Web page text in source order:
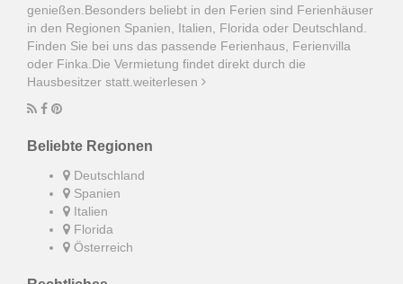
genießen.Besonders beliebt in den Ferien sind Ferienhäuser
in den Regionen Spanien, Italien, Florida oder Deutschland.
Finden Sie bei uns das passende Ferienhaus, Ferienvilla
oder Finka.Die Vermietung findet direkt durch die
Hausbesitzer statt. weiterlesen
Beliebte Regionen
Deutschland
Spanien
Italien
Florida
Österreich